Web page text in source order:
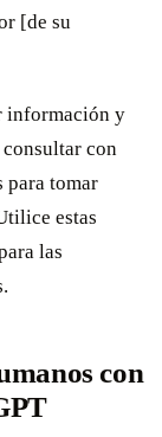
[de su
información y
con
tomar
estas
las
con